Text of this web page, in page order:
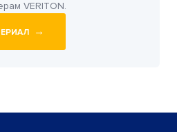
VERITON.
→